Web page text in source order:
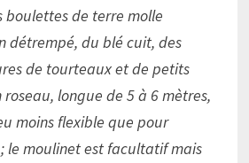
boulettes de terre molle
détrempé, du blé cuit, des
de tourteaux et de petits
roseau, longue de 5 à 6 mètres,
moins flexible que pour
le moulinet est facultatif mais